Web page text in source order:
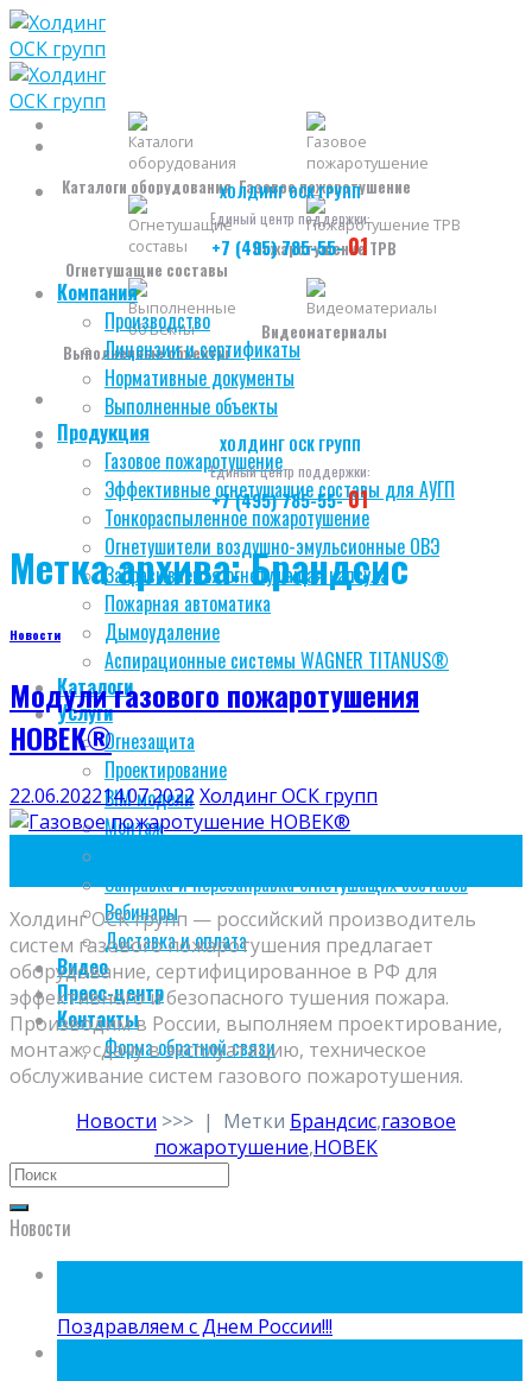
Skip
to
content
ХОЛДИНГ ОСК ГРУПП
Единый центр поддержки:
+7 (495) 785-55- 01
Компания
Производство
Лицензии и сертификаты
Нормативные документы
Выполненные объекты
Продукция
Газовое пожаротушение
Эффективные огнетушащие составы для АУГП
Тонкораспыленное пожаротушение
Огнетушители воздушно-эмульсионные ОВЭ
Забрасываемая огнетушащая капсула
Пожарная автоматика
Дымоудаление
Аспирационные системы WAGNER TITANUS®
Каталоги
Услуги
Огнезащита
Проектирование
BIM модели
Монтаж
Заправка и перезаправка огнетушащих составов
Вебинары
Доставка и оплата
Видео
Пресс-центр
Контакты
Форма обратной связи
Каталоги оборудования Газовое пожаротушение
Огнетушащие составы
Пожаротушение ТРВ
Выполненные объекты
Видеоматериалы
ХОЛДИНГ ОСК ГРУПП
Единый центр поддержки:
+7 (495) 785-55-01
Метка архива:Брандсис
Новости
Модули газового пожаротушения
НОВЕК®
22.06.202214.07.2022 Холдинг ОСК групп
Холдинг ОСК групп — российский производитель
систем газового пожаротушения предлагает
оборудование, сертифицированное в РФ для
эффективного и безопасного тушения пожара.
Производим в России, выполняем проектирование,
монтаж, сдачу в эксплуатацию, техническое
обслуживание систем газового пожаротушения.
Новости >>> | Метки Брандсис,газовое
пожаротушение,НОВЕК
Новости
Поздравляем с Днем России!!!